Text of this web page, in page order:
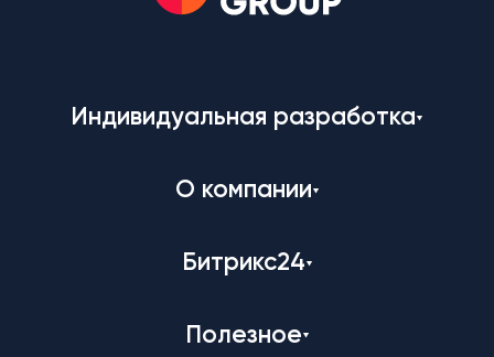
Индивидуальная разработка
О компании
Битрикс24
Полезное